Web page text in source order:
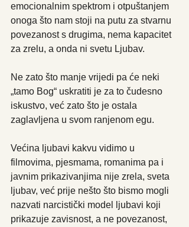
emocionalnim spektrom i otpuštanjem
onoga što nam stoji na putu za stvarnu
povezanost s drugima, nema kapacitet
za zrelu, a onda ni svetu Ljubav.
Ne zato što manje vrijedi pa će neki
„tamo Bog“ uskratiti je za to čudesno
iskustvo, već zato što je ostala
zaglavljena u svom ranjenom egu.
Većina ljubavi kakvu vidimo u
filmovima, pjesmama, romanima pa i
javnim prikazivanjima nije zrela, sveta
ljubav, već prije nešto što bismo mogli
nazvati narcistički model ljubavi koji
prikazuje zavisnost, a ne povezanost,